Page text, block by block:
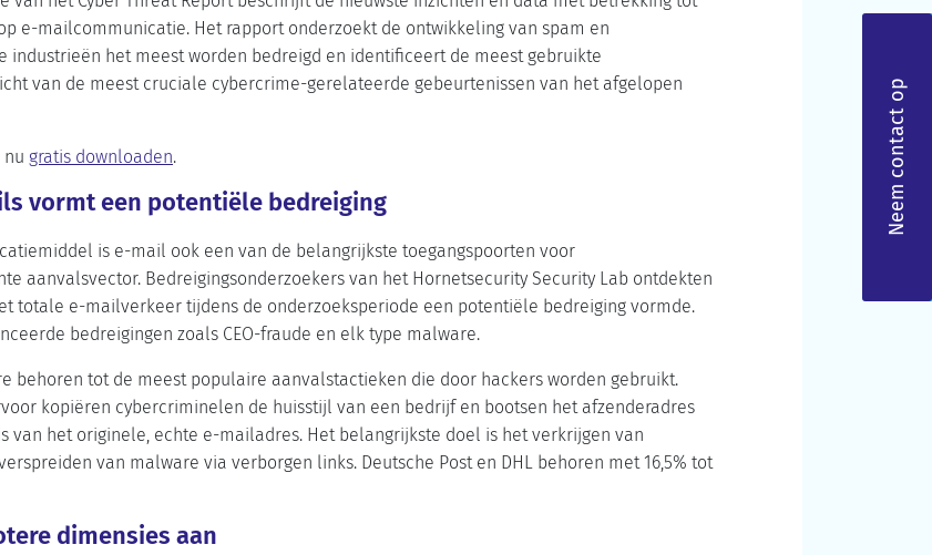
Neem contact op
e-mailcommunicatie. Het rapport onderzoekt de ontwikkeling van spam en
industrieën het meest worden bedreigd en identificeert de meest gebruikte
van de meest cruciale cybercrime-gerelateerde gebeurtenissen van het afgelopen
nu gratis downloaden.
vormt een potentiële bedreiging
is e-mail ook een van de belangrijkste toegangspoorten voor
aanvalsvector. Bedreigingsonderzoekers van het Hornetsecurity Security Lab ontdekten
totale e-mailverkeer tijdens de onderzoeksperiode een potentiële bedreiging vormde.
bedreigingen zoals CEO-fraude en elk type malware.
behoren tot de meest populaire aanvalstactieken die door hackers worden gebruikt.
kopiëren cybercriminelen de huisstijl van een bedrijf en bootsen het afzenderadres
van het originele, echte e-mailadres. Het belangrijkste doel is het verkrijgen van
van malware via verborgen links. Deutsche Post en DHL behoren met 16,5% tot
dimensies aan